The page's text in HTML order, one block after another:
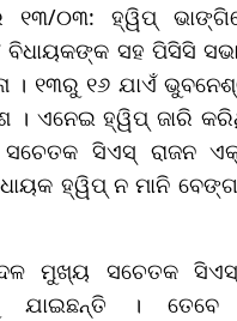
୧୩/୦୩: ହ୍ୱିପ୍
ବିଧାୟକଙ୍କ ସହ ପିସିସି
। ୧୩ରୁ ୧୬ ଯାଏଁ
। ଏନେଇ ହ୍ୱିପ୍ ଜାରି
ସିଏସ୍ ରାଜନ
ହ୍ୱିପ୍ ନ ମାନି
ମୁଖ୍ୟ ସଚେତକ ସିଏସ୍
ଯାଇଛନ୍ତି । ତେବେ